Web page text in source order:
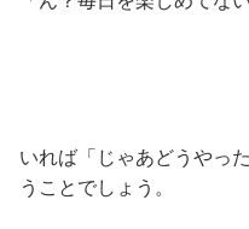
いれば「じゃあどうやっ
うことでしょう。